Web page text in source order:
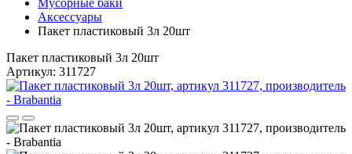
Мусорные баки
Аксессуары
Пакет пластиковый 3л 20шт
Пакет пластиковый 3л 20шт
Артикул: 311727